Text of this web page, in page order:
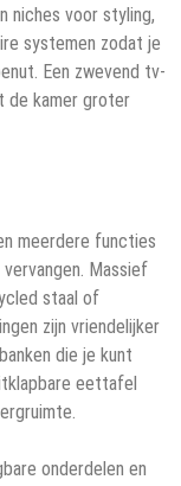
niches voor styling,
systemen zodat je
Een zwevend tv-
de kamer groter
meerdere functies
Massief
staal of
zijn vriendelijker
die je kunt
eettafel
onderdelen en